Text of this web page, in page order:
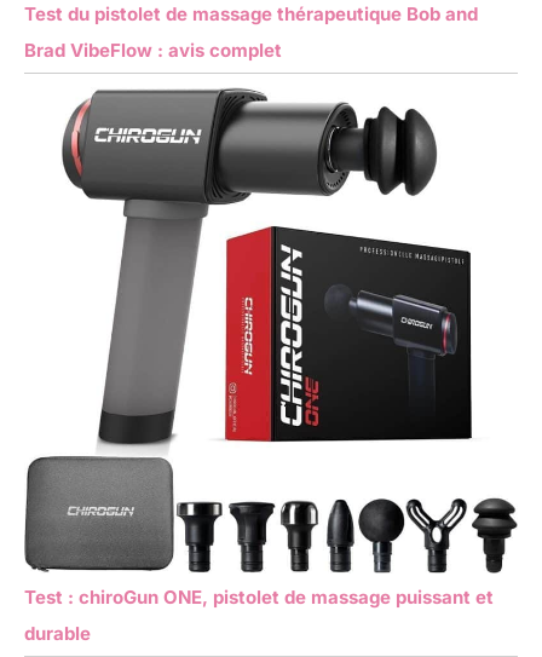
Test du pistolet de massage thérapeutique Bob and
Brad VibeFlow : avis complet
Test : chiroGun ONE, pistolet de massage puissant et
durable